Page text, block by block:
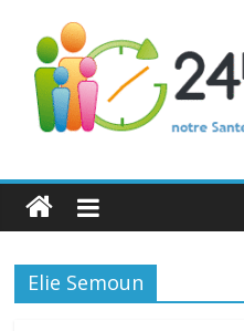
24h
Santé
LaElie Semoun